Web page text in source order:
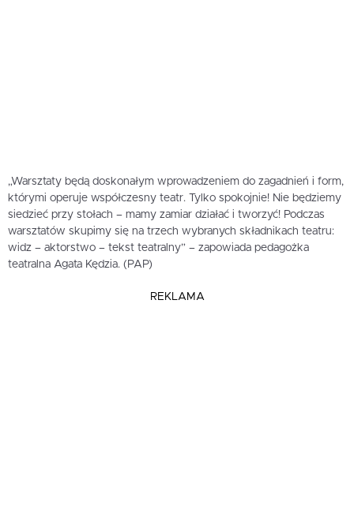
„Warsztaty będą doskonałym wprowadzeniem do zagadnień i form,
którymi operuje współczesny teatr. Tylko spokojnie! Nie będziemy
siedzieć przy stołach – mamy zamiar działać i tworzyć! Podczas
warsztatów skupimy się na trzech wybranych składnikach teatru:
widz – aktorstwo – tekst teatralny” – zapowiada pedagożka
teatralna Agata Kędzia. (PAP)
REKLAMA